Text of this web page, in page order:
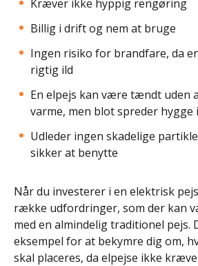
Kræver ikke hyppig rengøring
Billig i drift og nem at bruge
Ingen risiko for brandfare, da
rigtig ild
En elpejs kan være tændt uden
varme, men blot spreder hygge
Udleder ingen skadelige
sikker at benytte
Når du investerer i en elektrisk
række udfordringer, som der kan
med en almindelig traditionel pejs.
eksempel for at bekymre dig om,
skal placeres, da elpejse ikke